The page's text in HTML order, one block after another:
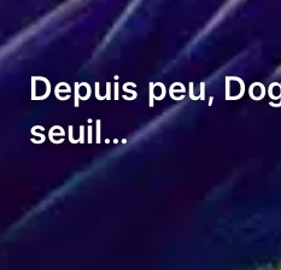
Depuis peu,
seuil…